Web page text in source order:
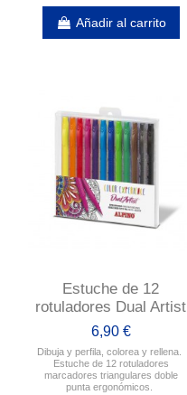
Añadir al carrito
Estuche de 12
rotuladores Dual Artist
6,90 €
Dibuja y perfila, colorea y rellena.
Estuche de 12 rotuladores
marcadores triangulares doble
punta ergonómicos.